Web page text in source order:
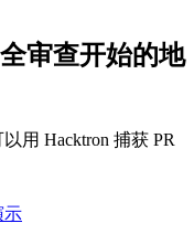
审查开始的地
用 Hacktron 捕获 PR
示